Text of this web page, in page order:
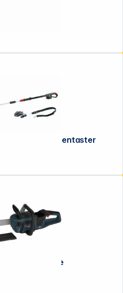
Bosch UniversalChainPole 18 Akku-Hochentaster
Bosch GKE 18V-40 solo Akku-Kettensäge